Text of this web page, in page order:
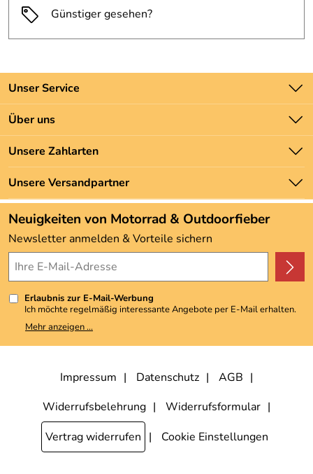
Günstiger gesehen?
Unser Service
Kontakt
Batteriegesetz
Newsletter
Zahlung und Versand
Über uns
Unsere Bestseller
Marken
Neu
Angebote
Kundenbewertungen (3.492)
4,9/5*****
Unsere Zahlarten
Unsere Versandpartner
Neuigkeiten von Motorrad & Outdoorfieber
Newsletter anmelden & Vorteile sichern
Erlaubnis zur E-Mail-Werbung
Ich möchte regelmäßig interessante Angebote per E-Mail erhalten.
Meine E-Mail-Adresse wird nicht an andere Unternehmen
weitergegeben. Zu statistischen Zwecken wird in anonymer Form
kann ich jederzeit mit Wirkung für die Zukunft widerrufen, indem ich
den Link "Abmelden" am Ende des Newsletters anklicke. Die
Mehr anzeigen ...
Impressum Datenschutz
AGB
Widerrufsbelehrung
Widerrufsformular
Vertrag widerrufen
Cookie Einstellungen